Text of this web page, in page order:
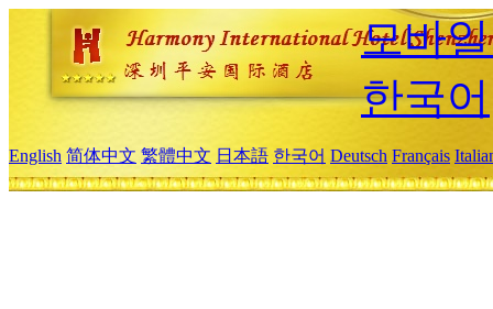
모바
한국어
English 简体中文 繁體中文 日本語 한국어 Deutsch Français